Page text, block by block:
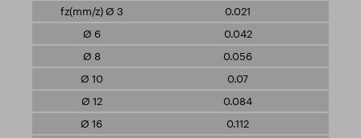
0.021
0.042
0.056
0.07
0.084
0.112